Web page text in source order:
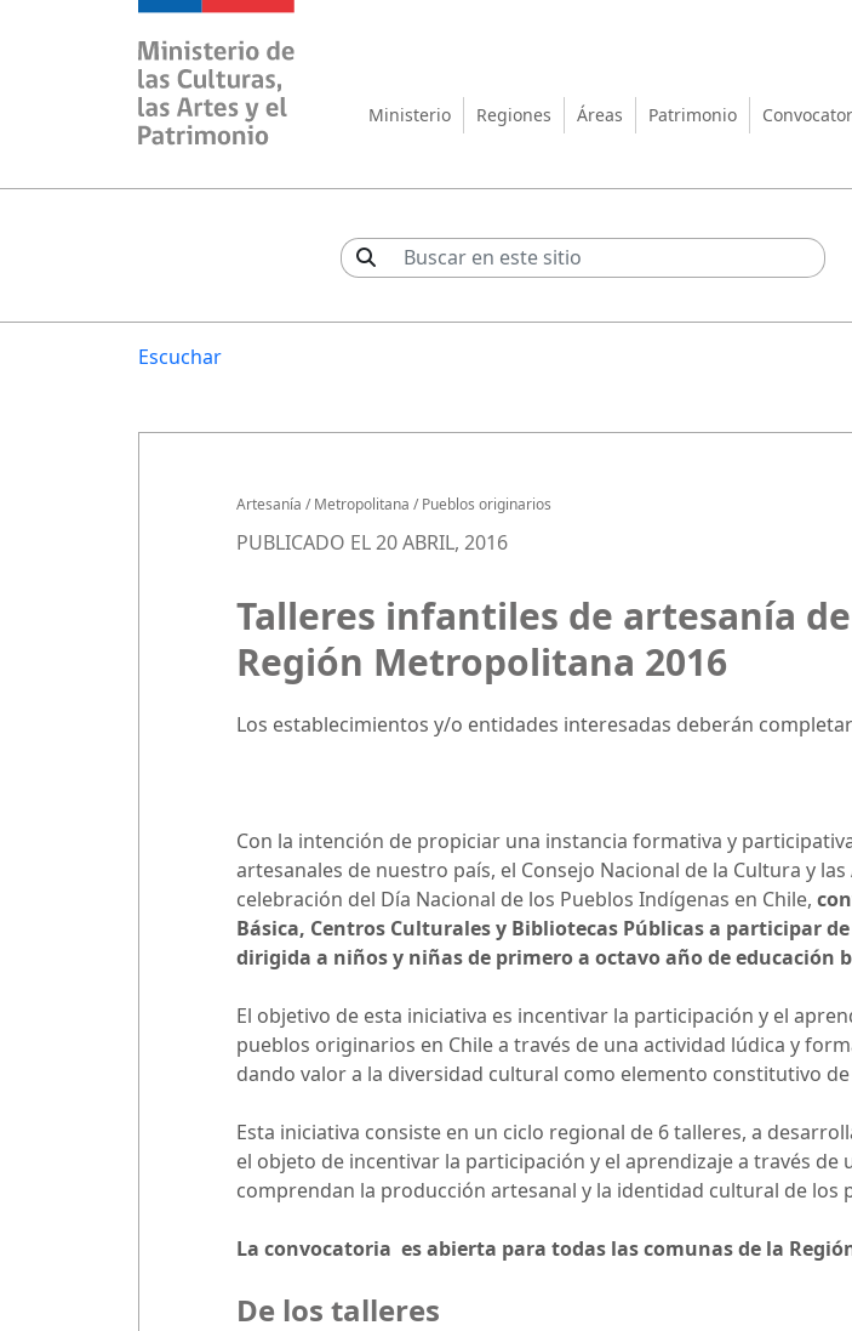
Ministerio de las Culturas, las Artes
Ministerio Regiones Áreas Patrimonio
Escuchar
Artesanía /Metropolitana /Pueblos originarios
PUBLICADO EL 20 ABRIL, 2016
Talleres infantiles de artesanía
Región Metropolitana 2016
Los establecimientos y/o entidades interesadas deberán
Con la intención de propiciar una instancia formativa y
artesanales de nuestro país, el Consejo Nacional de la Cultura y
celebración del Día Nacional de los Pueblos Indígenas en Chile,
Básica, Centros Culturales y Bibliotecas Públicas a participar
dirigida a niños y niñas de primero a octavo año de educación
El objetivo de esta iniciativa es incentivar la participación y el
pueblos originarios en Chile a través de una actividad lúdica y
dando valor a la diversidad cultural como elemento constitutivo
Esta iniciativa consiste en un ciclo regional de 6 talleres, a
el objeto de incentivar la participación y el aprendizaje a través
comprendan la producción artesanal y la identidad cultural de los
La convocatoria es abierta para todas las comunas de la
De los talleres